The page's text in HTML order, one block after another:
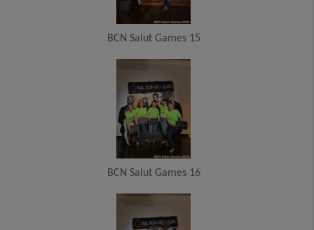
BCN Salut Games 15
BCN Salut Games 16